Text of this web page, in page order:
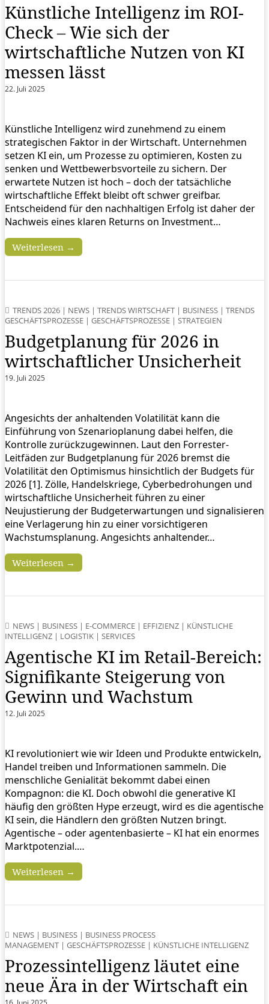
Künstliche Intelligenz im ROI-
Check – Wie sich der
wirtschaftliche Nutzen von KI
messen lässt
22. Juli 2025
Künstliche Intelligenz wird zunehmend zu einem
strategischen Faktor in der Wirtschaft. Unternehmen
setzen KI ein, um Prozesse zu optimieren, Kosten zu
senken und Wettbewerbsvorteile zu sichern. Der
erwartete Nutzen ist hoch – doch der tatsächliche
wirtschaftliche Effekt bleibt oft schwer greifbar.
Entscheidend für den nachhaltigen Erfolg ist daher der
Nachweis eines klaren Returns on Investment…
Weiterlesen →
TRENDS 2026 | NEWS | TRENDS WIRTSCHAFT | BUSINESS | TRENDS
GESCHÄFTSPROZESSE | GESCHÄFTSPROZESSE | STRATEGIEN
Budgetplanung für 2026 in
wirtschaftlicher Unsicherheit
19. Juli 2025
Angesichts der anhaltenden Volatilität kann die
Einführung von Szenarioplanung dabei helfen, die
Kontrolle zurückzugewinnen. Laut den Forrester-
Leitfäden zur Budgetplanung für 2026 bremst die
Volatilität den Optimismus hinsichtlich der Budgets für
2026 [1]. Zölle, Handelskriege, Cyberbedrohungen und
wirtschaftliche Unsicherheit führen zu einer
Neujustierung der Budgeterwartungen und signalisieren
eine Verlagerung hin zu einer vorsichtigeren
Wachstumsplanung. Angesichts anhaltender…
Weiterlesen →
NEWS | BUSINESS | E-COMMERCE | EFFIZIENZ | KÜNSTLICHE
INTELLIGENZ | LOGISTIK | SERVICES
Agentische KI im Retail-Bereich:
Signifikante Steigerung von
Gewinn und Wachstum
12. Juli 2025
KI revolutioniert wie wir Ideen und Produkte entwickeln,
Handel treiben und Informationen sammeln. Die
menschliche Genialität bekommt dabei einen
Kompagnon: die KI. Doch obwohl die generative KI
häufig den größten Hype erzeugt, wird es die agentische
KI sein, die Händlern den größten Nutzen bringt.
Agentische – oder agentenbasierte – KI hat ein enormes
Marktpotenzial.…
Weiterlesen →
NEWS | BUSINESS | BUSINESS PROCESS
MANAGEMENT | GESCHÄFTSPROZESSE | KÜNSTLICHE INTELLIGENZ
Prozessintelligenz läutet eine
neue Ära in der Wirtschaft ein